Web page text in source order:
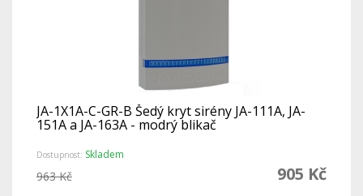
JA-1X1A-C-GR-B Šedý kryt sirény JA-111A, JA-
151A a JA-163A - modrý blikač
Dostupnost: Skladem
905 Kč
963 Kč